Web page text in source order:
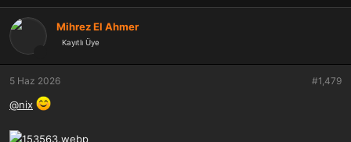
Mihrez El Ahmer
Kayıtlı Üye
5 Haz 2026 #1,479
@nix